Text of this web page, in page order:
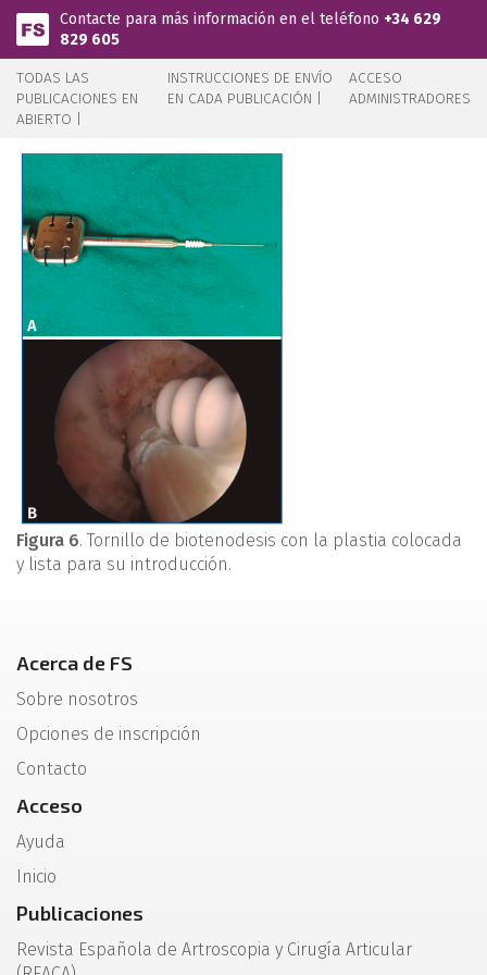
Pasar al contenido principal
Contacte para más información en el teléfono +34 629
829 605
TODAS LAS
PUBLICACIONES EN
ABIERTO |
INSTRUCCIONES DE ENVÍO
EN CADA PUBLICACIÓN |
ACCESO
ADMINISTRADORES
Figura 6. Tornillo de biotenodesis con la plastia colocada
y lista para su introducción.
Acerca de FS
Sobre nosotros
Opciones de inscripción
Contacto
Acceso
Ayuda
Inicio
Publicaciones
Revista Española de Artroscopia y Cirugía Articular